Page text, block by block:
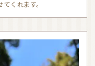
くれます。